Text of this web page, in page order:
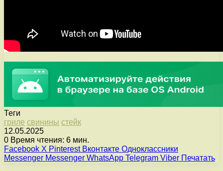
Теги
гриле свинины стейк
12.05.2025
0 Время чтения: 6 мин.
Facebook X Pinterest Вконтакте Одноклассники
Messenger Messenger WhatsApp Telegram Viber Печатать